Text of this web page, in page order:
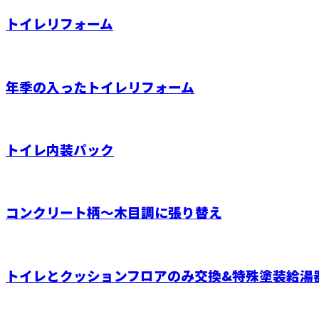
トイレリフォーム
年季の入ったトイレリフォーム
トイレ内装パック
コンクリート柄～木目調に張り替え
トイレとクッションフロアのみ交換&特殊塗装給湯